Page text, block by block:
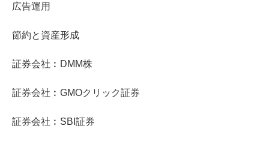
広告運用
節約と資産形成
証券会社︰DMM株
証券会社︰GMOクリック証券
証券会社︰SBI証券